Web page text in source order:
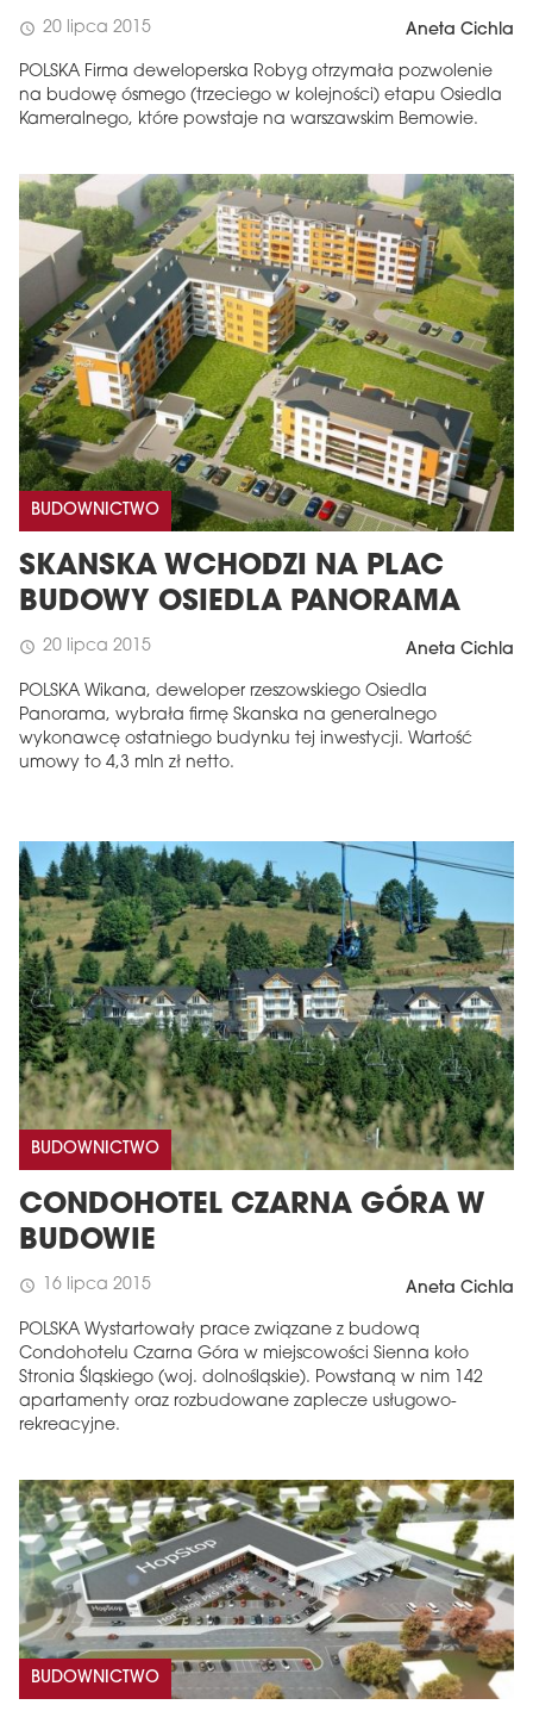
schedule 20 lipca 2015 Aneta Cichla
POLSKA Firma deweloperska Robyg otrzymała pozwolenie
na budowę ósmego (trzeciego w kolejności) etapu Osiedla
Kameralnego, które powstaje na warszawskim Bemowie.
BUDOWNICTWO
SKANSKA WCHODZI NA PLAC
BUDOWY OSIEDLA PANORAMA
schedule 20 lipca 2015 Aneta Cichla
POLSKA Wikana, deweloper rzeszowskiego Osiedla
Panorama, wybrała firmę Skanska na generalnego
wykonawcę ostatniego budynku tej inwestycji. Wartość
umowy to 4,3 mln zł netto.
BUDOWNICTWO
CONDOHOTEL CZARNA GÓRA W
BUDOWIE
schedule 16 lipca 2015 Aneta Cichla
POLSKA Wystartowały prace związane z budową
Condohotelu Czarna Góra w miejscowości Sienna koło
Stronia Śląskiego (woj. dolnośląskie). Powstaną w nim 142
apartamenty oraz rozbudowane zaplecze usługowo-
rekreacyjne.
BUDOWNICTWO